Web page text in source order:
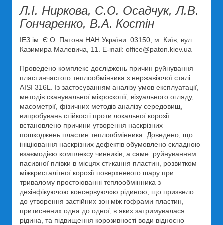
Л.І. Ниркова, С.О. Осадчук, Л.В.
Гончаренко, В.А. Костін
ІЕЗ ім. Є.О. Патона НАН України. 03150, м. Київ, вул.
Казимира Малевича, 11. E-mail: office@paton.kiev.ua
Проведено комплекс досліджень причин руйнування
пластинчастого теплообмінника з нержавіючої сталі
AISI 316L. Із застосуванням аналізу умов експлуатації,
методів сканувальної мікроскопії, візуального огляду,
масометрії, фізичних методів аналізу середовищ,
випробувань стійкості проти локальної корозії
встановлено причини утворення наскрізних
пошкоджень пластин теплообмінника. Доведено, що
ініціювання наскрізних дефектів обумовлено складною
взаємодією комплексу чинників, а саме: руйнуванням
пасивної плівки в місцях стикання пластин, розвитком
міжкристалітної корозії поверхневого шару при
тривалому простоюванні теплообмінника з
дезінфікуючою консервуючою рідиною, що призвело
до утворення застійних зон між гофрами пластин,
притиснених одна до одної, в яких затримувалася
рідина, та підвищення корозивності води відносно